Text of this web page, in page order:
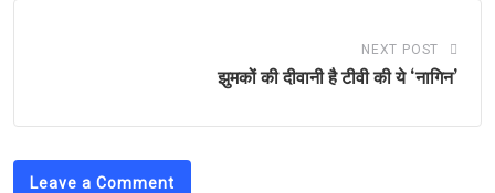
NEXT POST
झुमकों की दीवानी है टीवी की ये ‘नागिन’
Leave a Comment